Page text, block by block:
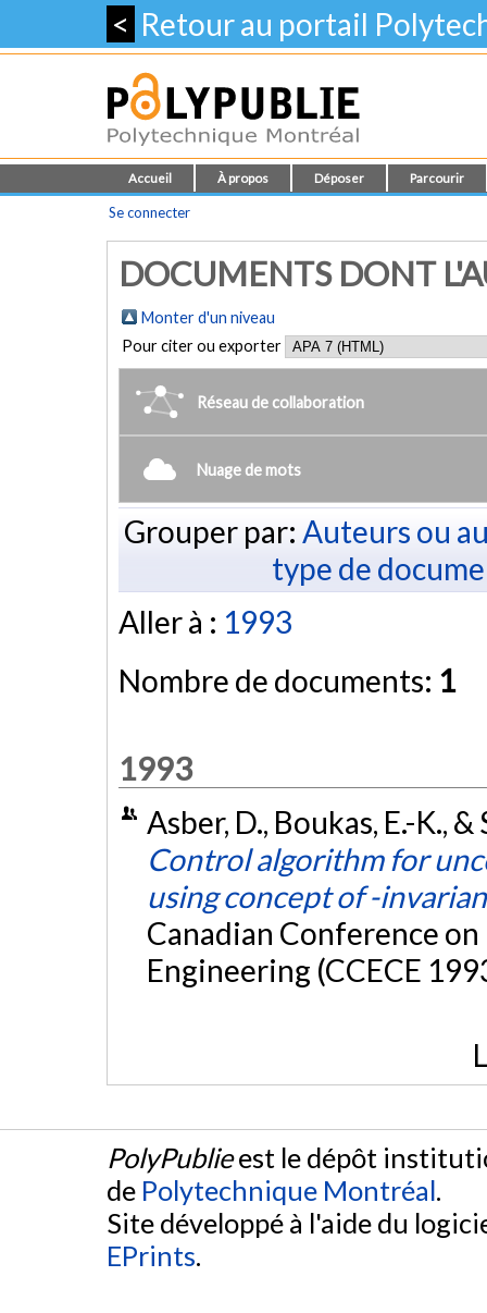
< Retour au portail
Accueil À propos Déposer Parcourir
Se connecter
DOCUMENTS DONT
Monter d'un niveau
Pour citer ou exporter
Réseau de collaboration
Nuage de mots
Grouper par: Auteurs ou
type de
Aller à : 1993
Nombre de documents: 1
1993
Asber, D., Boukas, E.-K.,
Control algorithm for
using concept of -
Canadian Conference
Engineering (CCECE
PolyPublieest le dépôt
de Polytechnique Montréal.
Site développé à l'aide du
EPrints.